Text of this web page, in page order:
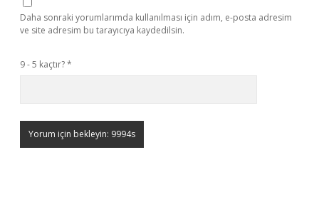
Daha sonraki yorumlarımda kullanılması için adım, e-posta adresim
ve site adresim bu tarayıcıya kaydedilsin.
9 - 5 kaçtır?*